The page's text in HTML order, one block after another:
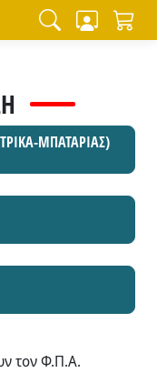
ΜΠΑΤΑΡΙΑΣ)
τον Φ.Π.Α.